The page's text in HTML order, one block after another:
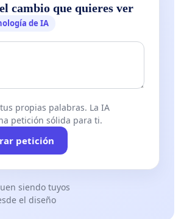
cambio que quieres ver
de IA
propias palabras. La IA
petición sólida para ti.
petición
siendo tuyos
el diseño